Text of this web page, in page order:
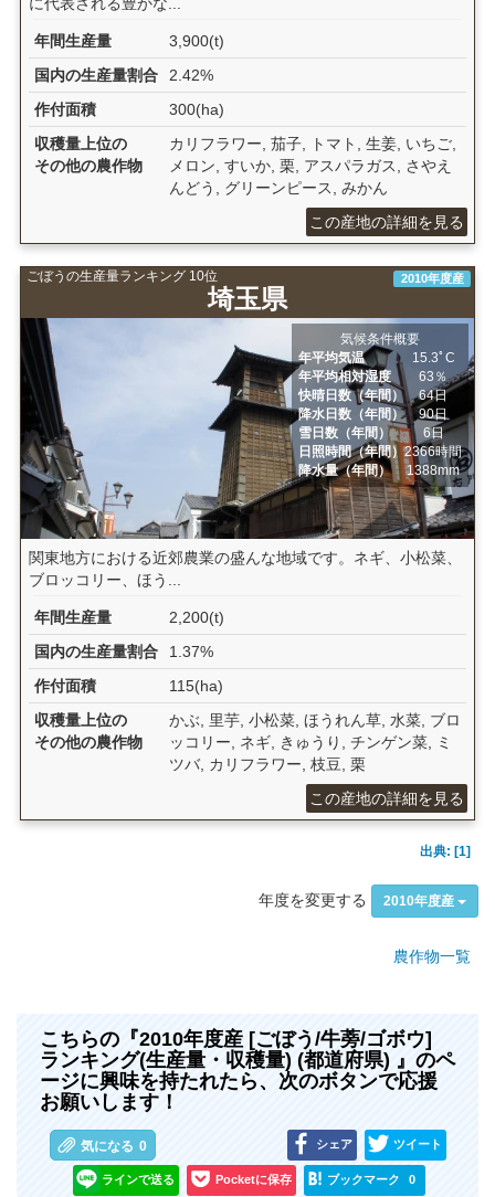
年間生産量
3,900(t)
国内の生産量割合
2.42%
作付面積
300(ha)
収穫量上位の
その他の農作物
カリフラワー, 茄子, トマト, 生姜, いちご,
メロン, すいか, 栗, アスパラガス, さやえ
んどう, グリーンピース, みかん
この産地の詳細を見る
ごぼうの生産量ランキング 10位
埼玉県
2010年度産
気候条件概要
年平均気温
15.3ﾟC
年平均相対湿度
63％
快晴日数（年間）
64日
降水日数（年間）
90日
雪日数（年間）
6日
日照時間（年間）2366時間
降水量（年間）
1388mm
関東地方における近郊農業の盛んな地域です。ネギ、小松菜、
ブロッコリー、ほう...
年間生産量
2,200(t)
国内の生産量割合
1.37%
作付面積
115(ha)
収穫量上位の
その他の農作物
かぶ, 里芋, 小松菜, ほうれん草, 水菜, ブロ
ッコリー, ネギ, きゅうり, チンゲン菜, ミ
ツバ, カリフラワー, 枝豆, 栗
この産地の詳細を見る
出典: [1]
年度を変更する 2010年度産
農作物一覧
こちらの『2010年度産 [ごぼう/牛蒡/ゴボウ]
ランキング(生産量・収穫量) (都道府県) 』のペ
ージに興味を持たれたら、次のボタンで応援
お願いします！
気になる 0 シェア ツイート
ラインで送る Pocketに保存 ブックマーク 0